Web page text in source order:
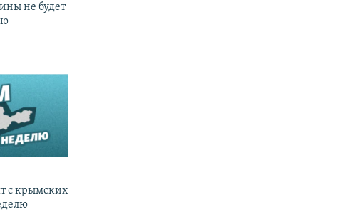
не будет
с крымских